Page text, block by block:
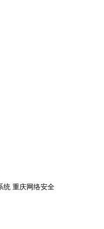
统 重庆网络安全